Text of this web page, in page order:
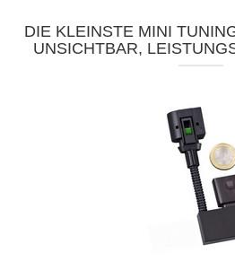
DIE KLEINSTE MINI
UNSICHTBAR,